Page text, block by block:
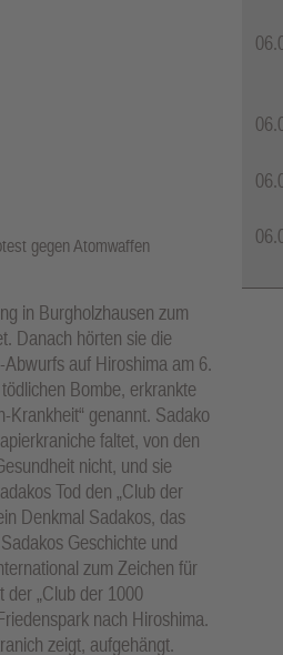
gegen Atomwaffen
in Burgholzhausen zum
Danach hörten sie die
auf Hiroshima am 6.
Bombe, erkrankte
Krankheit“ genannt. Sadako
faltet, von den
nicht, und sie
Tod den „Club der
Denkmal Sadakos, das
Geschichte und
zum Zeichen für
der „Club der 1000
nach Hiroshima.
zeigt, aufgehängt.